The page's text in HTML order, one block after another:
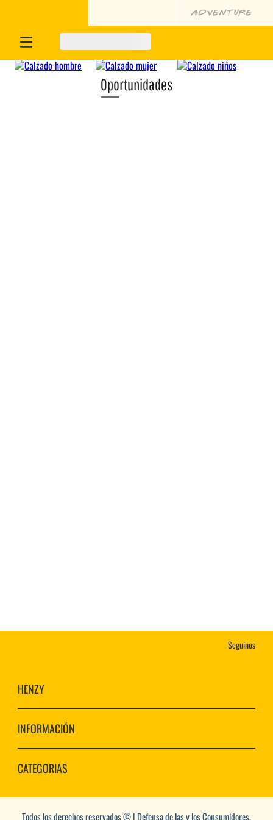
Oportunidades
Seguinos
HENZY
INFORMACIÓN
CATEGORIAS
Todos los derechos reservados © | Defensa de las y los Consumidores.